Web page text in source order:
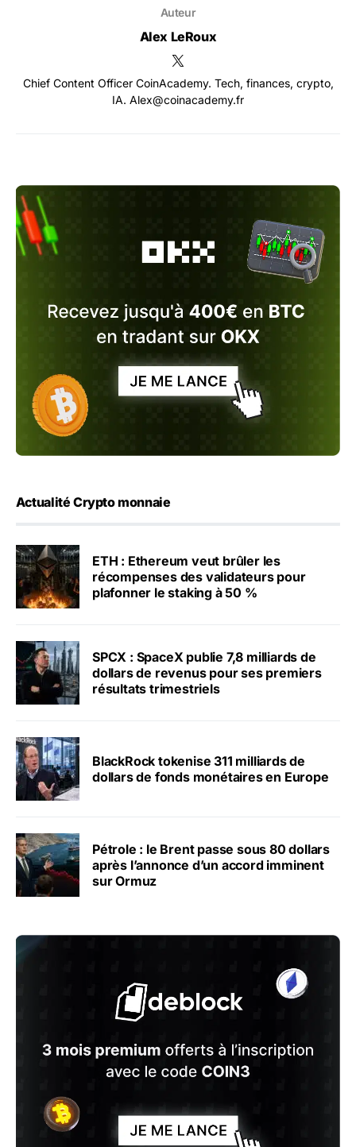
Auteur
Alex LeRoux
Chief Content Officer CoinAcademy. Tech, finances, crypto,
IA. Alex@coinacademy.fr
Actualité Crypto monnaie
ETH : Ethereum veut brûler les
récompenses des validateurs pour
plafonner le staking à 50 %
SPCX : SpaceX publie 7,8 milliards de
dollars de revenus pour ses premiers
résultats trimestriels
BlackRock tokenise 311 milliards de
dollars de fonds monétaires en Europe
Pétrole : le Brent passe sous 80 dollars
après l’annonce d’un accord imminent
sur Ormuz